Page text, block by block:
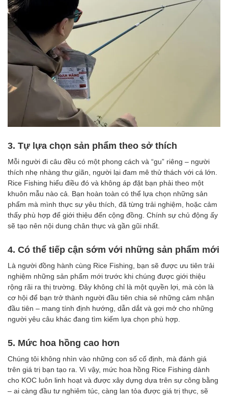
3. Tự lựa chọn sản phẩm theo sở thích
Mỗi người đi câu đều có một phong cách và “gu” riêng – người
thích nhẹ nhàng thư giãn, người lại đam mê thử thách với cá lớn.
Rice Fishing hiểu điều đó và không áp đặt bạn phải theo một
khuôn mẫu nào cả. Bạn hoàn toàn có thể lựa chọn những sản
phẩm mà mình thực sự yêu thích, đã từng trải nghiệm, hoặc cảm
thấy phù hợp để giới thiệu đến cộng đồng. Chính sự chủ động ấy
sẽ tạo nên nội dung chân thực và gần gũi nhất.
4. Có thể tiếp cận sớm với những sản phẩm mới
Là người đồng hành cùng Rice Fishing, bạn sẽ được ưu tiên trải
nghiệm những sản phẩm mới trước khi chúng được giới thiệu
rộng rãi ra thị trường. Đây không chỉ là một quyền lợi, mà còn là
cơ hội để bạn trở thành người đầu tiên chia sẻ những cảm nhận
đầu tiên – mang tính định hướng, dẫn dắt và gợi mở cho những
người yêu câu khác đang tìm kiếm lựa chọn phù hợp.
5. Mức hoa hồng cao hơn
Chúng tôi không nhìn vào những con số cố định, mà đánh giá
trên giá trị bạn tạo ra. Vì vậy, mức hoa hồng Rice Fishing dành
cho KOC luôn linh hoạt và được xây dựng dựa trên sự công bằng
– ai càng đầu tư nghiêm túc, càng lan tỏa được giá trị thực, sẽ